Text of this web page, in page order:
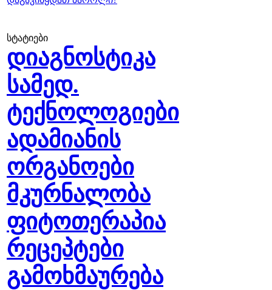
სტატიები
დიაგნოსტიკა
სამედ.
ტექნოლოგიები
ადამიანის
ორგანოები
მკურნალობა
ფიტოთერაპია
რეცეპტები
გამოხმაურება